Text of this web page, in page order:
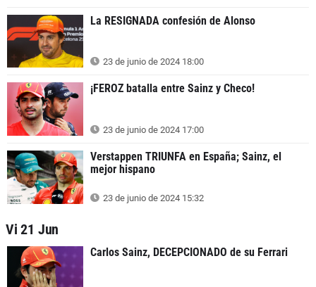
La RESIGNADA confesión de Alonso
23 de junio de 2024 18:00
¡FEROZ batalla entre Sainz y Checo!
23 de junio de 2024 17:00
Verstappen TRIUNFA en España; Sainz, el
mejor hispano
23 de junio de 2024 15:32
Vi 21 Jun
Carlos Sainz, DECEPCIONADO de su Ferrari